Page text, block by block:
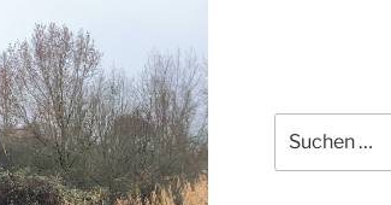
nach: